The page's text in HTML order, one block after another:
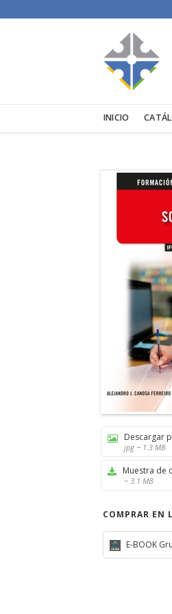
INICIO
Descargar
jpg ~ 1.3 MB
Muestra de
~ 3.1 MB
COMPRAR EN
E-BOOK